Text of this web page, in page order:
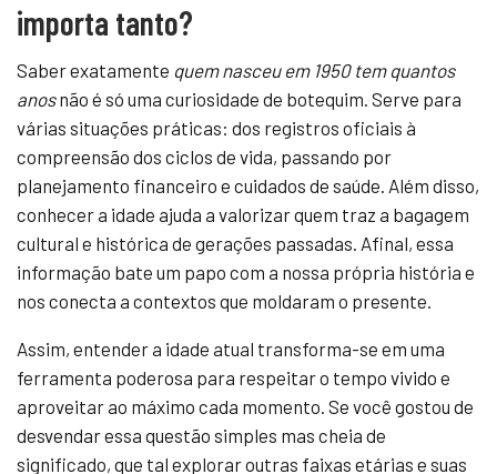
importa tanto?
Saber exatamente quem nasceu em 1950 tem quantos
anosnão é só uma curiosidade de botequim. Serve para
várias situações práticas: dos registros oficiais à
compreensão dos ciclos de vida, passando por
planejamento financeiro e cuidados de saúde. Além disso,
conhecer a idade ajuda a valorizar quem traz a bagagem
cultural e histórica de gerações passadas. Afinal, essa
informação bate um papo com a nossa própria história e
nos conecta a contextos que moldaram o presente.
Assim, entender a idade atual transforma-se em uma
ferramenta poderosa para respeitar o tempo vivido e
aproveitar ao máximo cada momento. Se você gostou de
desvendar essa questão simples mas cheia de
significado, que tal explorar outras faixas etárias e suas